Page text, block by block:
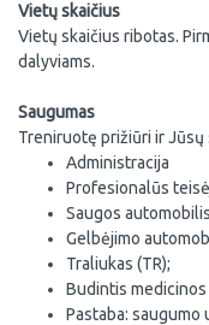
Vietų skaičius
Vietų skaičius ribotas.
dalyviams.
Saugumas
Treniruotę prižiūri ir Jūsų
Administracija
Profesionalūs
Saugos
Gelbėjimo
Traliukas (TR);
Budintis
Pastaba: saugumo